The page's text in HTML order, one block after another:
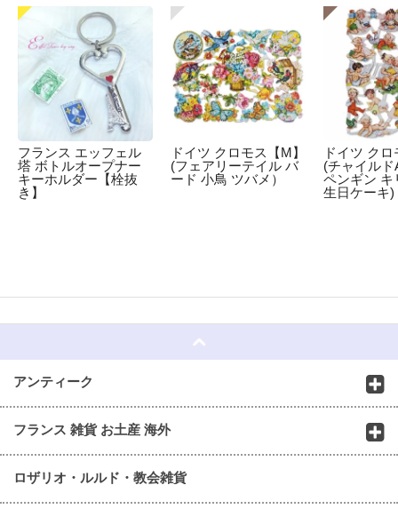
フランス エッフェル
塔 ボトルオープナー
キーホルダー【栓抜
き】
ドイツ クロモス【M】
(フェアリーテイル バ
ード 小鳥 ツバメ）
ドイツ ク
(チャイルド
ペンギン キ
生日ケーキ)
アンティーク
フランス 雑貨 お土産 海外
ロザリオ・ルルド・教会雑貨